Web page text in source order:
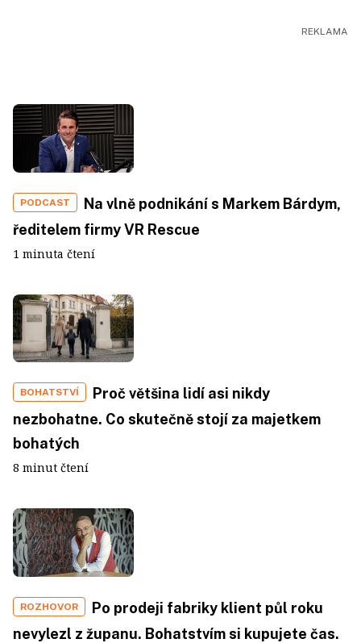
PODCAST
Na vlně podnikání s Markem Bárdym,
ředitelem firmy VR Rescue
1 minuta čtení
BOHATSTVÍ
Proč většina lidí asi nikdy
nezbohatne. Co skutečně stojí za majetkem
bohatých
8 minut čtení
ROZHOVOR
Po prodeji fabriky klient půl roku
nevylezl z županu. Bohatstvím si kupujete čas.